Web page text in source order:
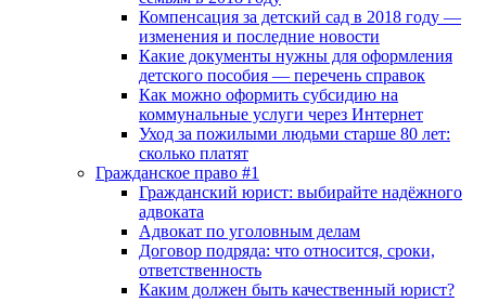
Компенсация за детский сад в 2018 году —
изменения и последние новости
Какие документы нужны для оформления
детского пособия — перечень справок
Как можно оформить субсидию на
коммунальные услуги через Интернет
Уход за пожилыми людьми старше 80 лет:
сколько платят
Гражданское право #1
Гражданский юрист: выбирайте надёжного
адвоката
Адвокат по уголовным делам
Договор подряда: что относится, сроки,
ответственность
Каким должен быть качественный юрист?